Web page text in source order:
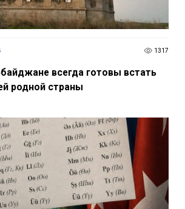
1317
всегда готовы встать
родной страны